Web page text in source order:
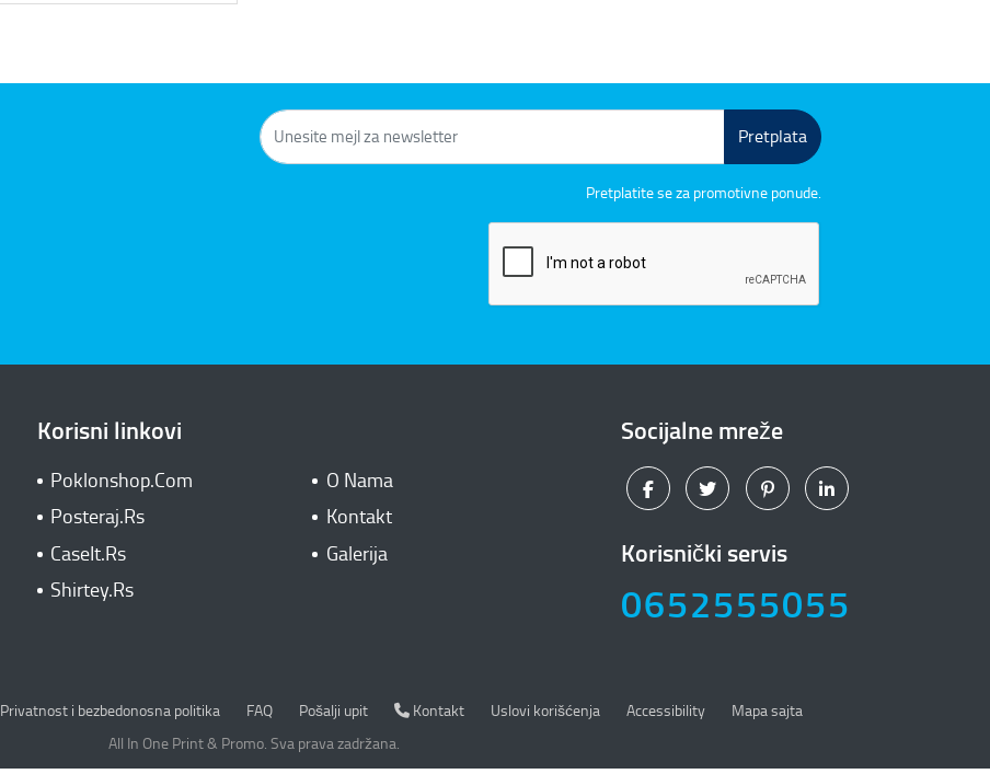
Pretplata
Pretplatite se za promotivne ponude.
Korisni linkovi
Poklonshop.Com
O Nama
Posteraj.Rs
Kontakt
CaseIt.Rs
Galerija
Shirtey.Rs
Socijalne mreže
Korisnički servis
0652555055
Privatnost i bezbedonosna politika
Privatnost i bezbedonosna politika FAQ Pošalji upit Kontakt
Kontakt Uslovi korišćenja Accessibility
Mapa sajta
All In One Print & Promo. Sva prava zadržana.